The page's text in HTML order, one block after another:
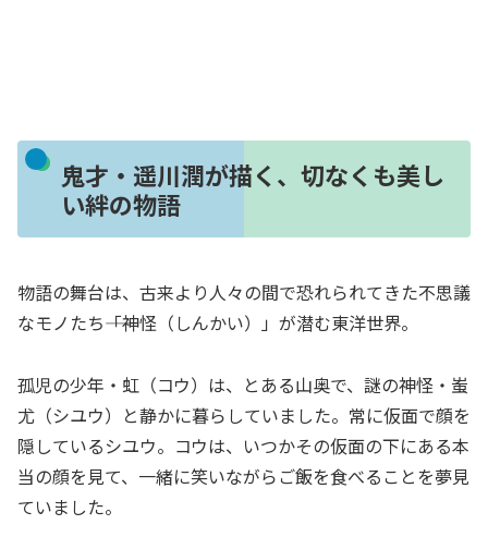
鬼才・遥川潤が描く、切なくも美し
い絆の物語
物語の舞台は、古来より人々の間で恐れられてきた不思議
なモノたち――「神怪（しんかい）」が潜む東洋世界。
孤児の少年・虹（コウ）は、とある山奥で、謎の神怪・蚩
尤（シユウ）と静かに暮らしていました。常に仮面で顔を
隠しているシユウ。コウは、いつかその仮面の下にある本
当の顔を見て、一緒に笑いながらご飯を食べることを夢見
ていました。